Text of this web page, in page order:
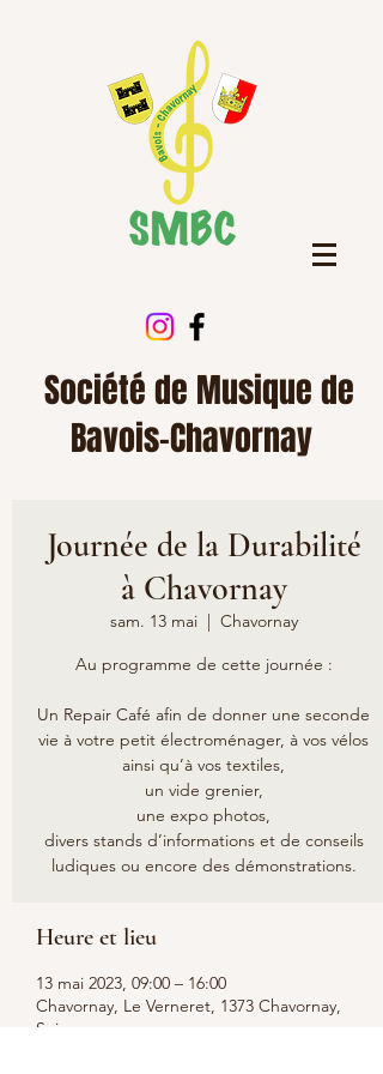
Société de Musique de
Bavois-Chavornay
Journée de la Durabilité
à Chavornay
sam. 13 mai
  |
Chavornay
Au programme de cette journée :
Un Repair Café afin de donner une seconde
vie à votre petit électroménager, à vos vélos
ainsi qu’à vos textiles,
un vide grenier,
une expo photos,
divers stands d’informations et de conseils
Heure et lieu
13 mai 2023, 09:00 – 16:00
Chavornay, Le Verneret, 1373 Chavornay,
Suisse